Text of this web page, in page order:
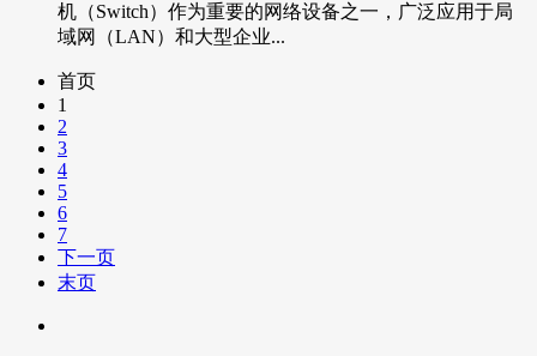
机（Switch）作为重要的网络设备之一，广泛应用于局
域网（LAN）和大型企业...
首页
1
2
3
4
5
6
7
下一页
末页